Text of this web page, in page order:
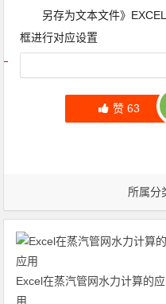
另存为文本文件》EXCEL
框进行对应设置
文章导航
赞 63
所属分
Excel在蒸汽管网水力计算的应
用